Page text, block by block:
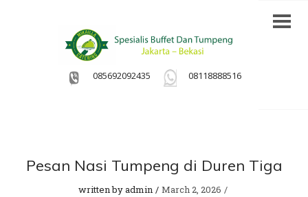
085692092435 08118888516
Pesan Nasi Tumpeng di Duren Tiga
written byadmin March 2, 2026